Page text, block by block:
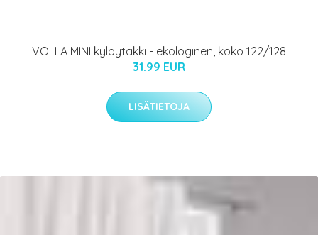
VOLLA MINI kylpytakki - ekologinen, koko 122/128
31.99 EUR
LISÄTIETOJA